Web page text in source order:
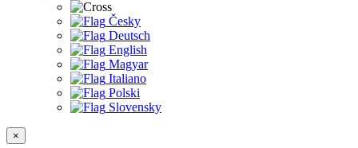
Česky
Deutsch
English
Magyar
Italiano
Polski
Slovensky
×